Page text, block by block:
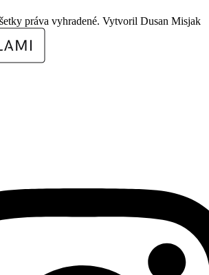
práva vyhradené. Vytvoril Dusan Misjak